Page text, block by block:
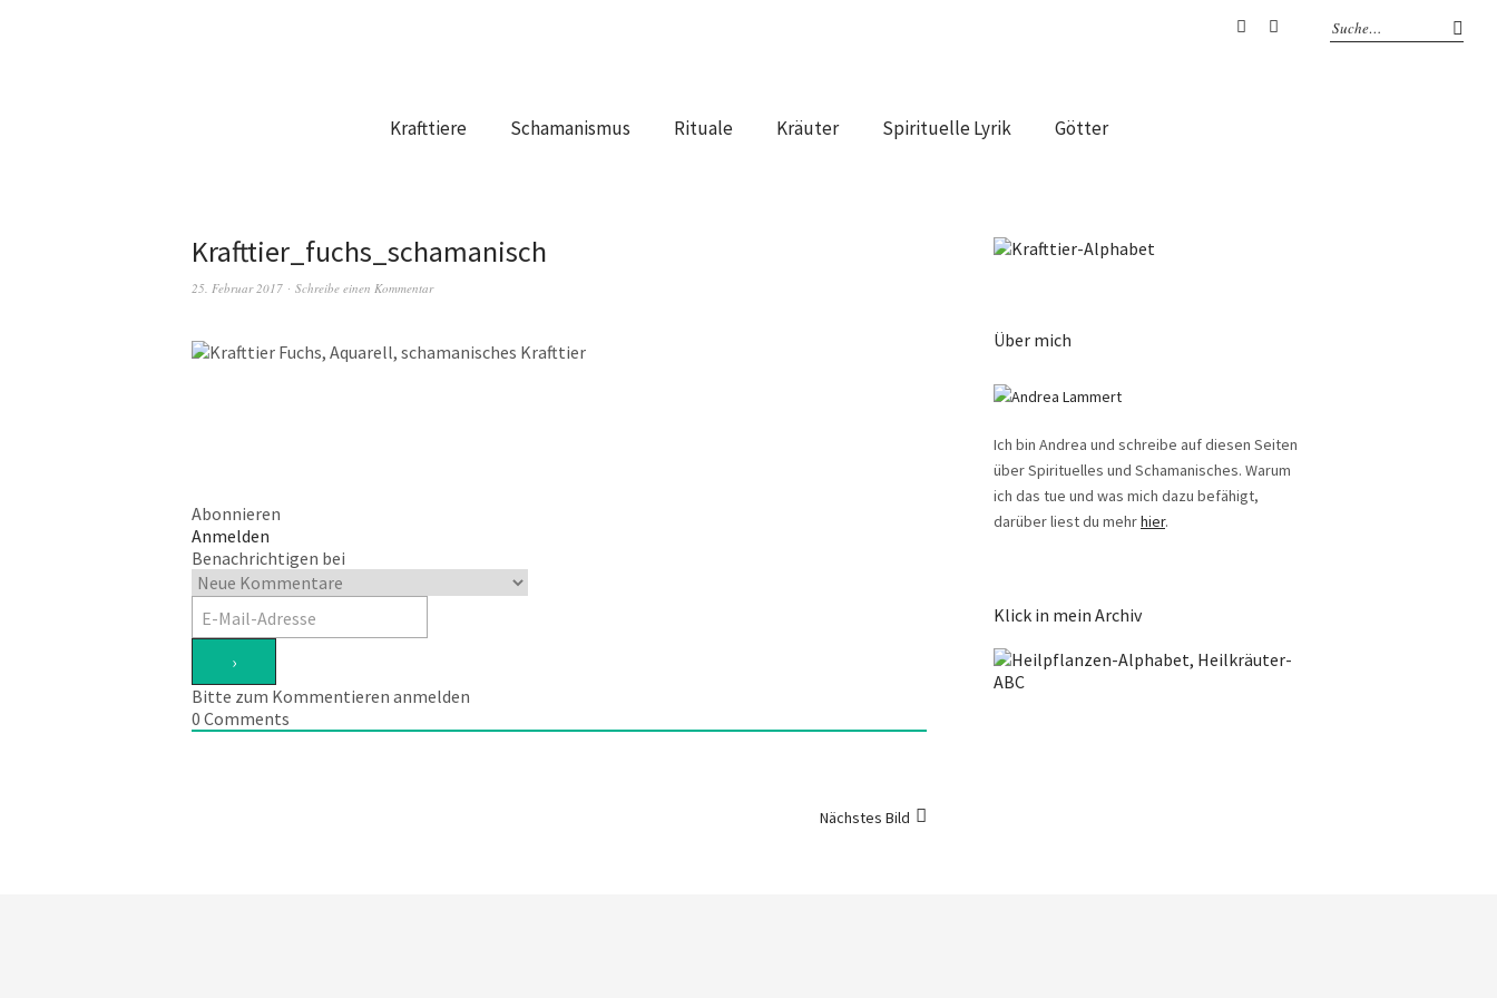
Krafttiere Schamanismus Rituale Kräuter Spirituelle Lyrik Götter
Krafttier_fuchs_schamanisch
25. Februar 2017 Schreibe einen Kommentar
Abonnieren
Anmelden
Benachrichtigen bei
Bitte zum Kommentieren anmelden
0 Comments
Nächstes Bild
Über mich
Ich bin Andrea und schreibe auf diesen Seiten
über Spirituelles und Schamanisches. Warum
ich das tue und was mich dazu befähigt,
darüber liest du mehrhier.
Klick in mein Archiv